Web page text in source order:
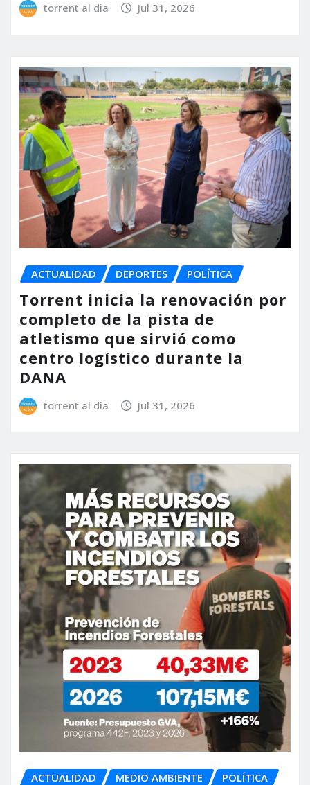
torrent al dia Jul 31, 2026
ACTUALIDAD DEPORTES POLÍTICA
Torrent inicia la renovación por
completo de la pista de
atletismo que sirvió como
centro logístico durante la
DANA
torrent al dia Jul 31, 2026
ACTUALIDAD MEDIO AMBIENTE POLÍTICA